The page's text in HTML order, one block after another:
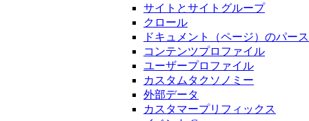
サイトとサイトグループ
クロール
ドキュメント（ページ）のパース
コンテンツプロファイル
ユーザープロファイル
カスタムタクソノミー
外部データ
カスタマープリフィックス